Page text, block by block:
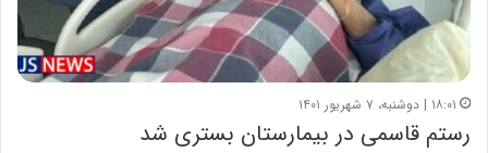
۱۸:۰۱ | دوشنبه، ۷ شهریور ۱۴۰۱
رستم قاسمی در بیمارستان بستری شد